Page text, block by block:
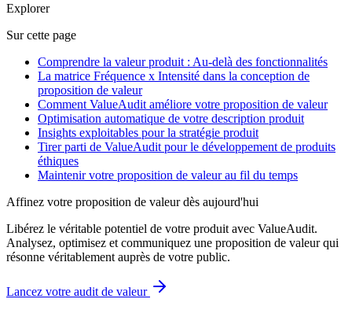
Explorer
Sur cette page
Comprendre la valeur produit : Au-delà des fonctionnalités
La matrice Fréquence x Intensité dans la conception de
proposition de valeur
Comment ValueAudit améliore votre proposition de valeur
Optimisation automatique de votre description produit
Insights exploitables pour la stratégie produit
Tirer parti de ValueAudit pour le développement de produits
éthiques
Maintenir votre proposition de valeur au fil du temps
Affinez votre proposition de valeur dès aujourd'hui
Libérez le véritable potentiel de votre produit avec ValueAudit.
Analysez, optimisez et communiquez une proposition de valeur qui
résonne véritablement auprès de votre public.
Lancez votre audit de valeur